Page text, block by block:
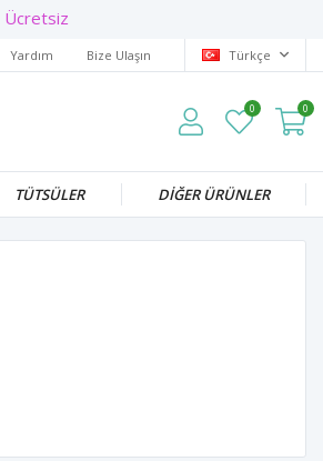
Yardım Bize Ulaşın Türkçe
0 0
TÜTSÜLER DİĞER ÜRÜNLER